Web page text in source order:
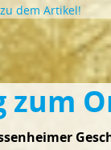
dem Artikel!
zum